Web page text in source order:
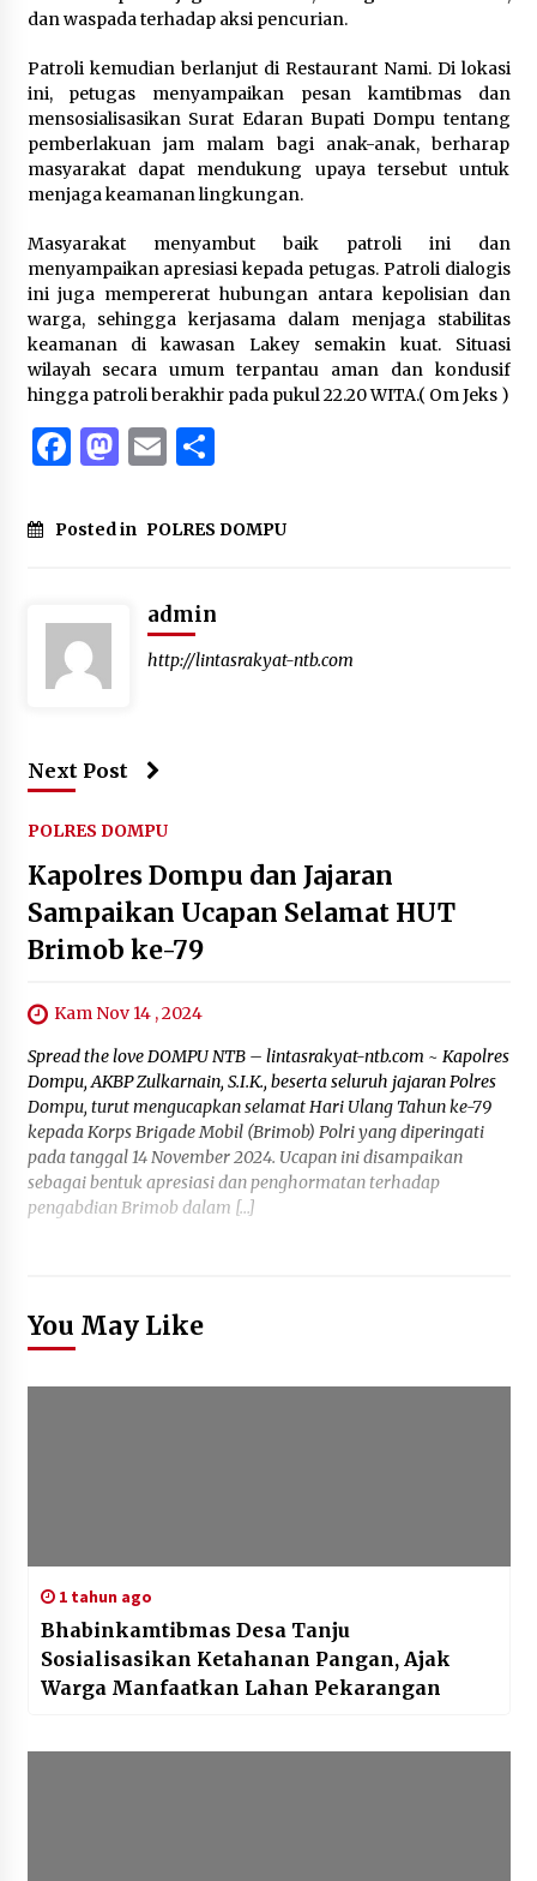
dan waspada terhadap aksi pencurian.
Patroli kemudian berlanjut di Restaurant Nami. Di lokasi
ini, petugas menyampaikan pesan kamtibmas dan
mensosialisasikan Surat Edaran Bupati Dompu tentang
pemberlakuan jam malam bagi anak-anak, berharap
masyarakat dapat mendukung upaya tersebut untuk
menjaga keamanan lingkungan.
Masyarakat menyambut baik patroli ini dan
menyampaikan apresiasi kepada petugas. Patroli dialogis
ini juga mempererat hubungan antara kepolisian dan
warga, sehingga kerjasama dalam menjaga stabilitas
keamanan di kawasan Lakey semakin kuat. Situasi
wilayah secara umum terpantau aman dan kondusif
hingga patroli berakhir pada pukul 22.20 WITA.( Om Jeks )
Facebook
Mastodon
EmailShare
Posted in POLRES DOMPU
admin
http://lintasrakyat-ntb.com
Next Post
POLRES DOMPU
Kapolres Dompu dan Jajaran
Sampaikan Ucapan Selamat HUT
Brimob ke-79
Kam Nov 14 , 2024
Spread the love DOMPU NTB – lintasrakyat-ntb.com ~ Kapolres
Dompu, AKBP Zulkarnain, S.I.K., beserta seluruh jajaran Polres
Dompu, turut mengucapkan selamat Hari Ulang Tahun ke-79
kepada Korps Brigade Mobil (Brimob) Polri yang diperingati
pada tanggal 14 November 2024. Ucapan ini disampaikan
sebagai bentuk apresiasi dan penghormatan terhadap
pengabdian Brimob dalam […]
You May Like
1 tahun ago
Bhabinkamtibmas Desa Tanju
Sosialisasikan Ketahanan Pangan, Ajak
Warga Manfaatkan Lahan Pekarangan